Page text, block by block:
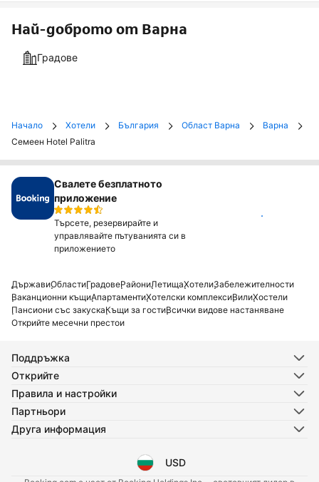
Най-доброто от Варна
Градове
Начало Хотели България Област Варна
Варна
Семеен Hotel Palitra
Свалете безплатното
приложение
Търсете, резервирайте и
управлявайте пътуванията си в
приложението
Инсталирай
ДържавиОбластиГрадовеРайониЛетищаХотелиЗабележителности
Ваканционни къщиАпартаментиХотелски комплексиВилиХостели
Пансиони със закускаКъщи за гостиВсички видове настаняване
Открийте месечни престои
Поддръжка
Открийте
Правила и настройки
Партньори
Друга информация
Избор на език
USD
Избор на валута